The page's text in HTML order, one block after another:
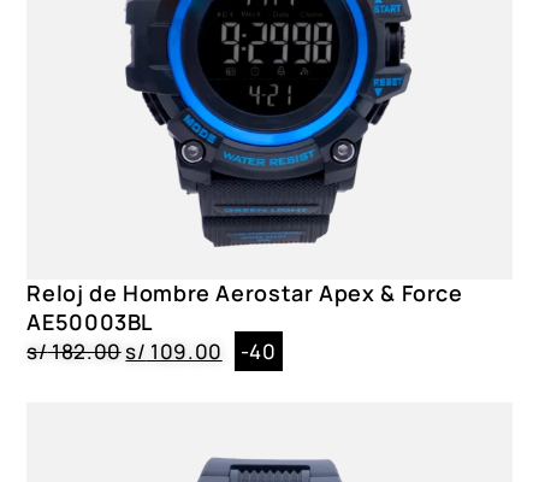
Policarbonato, Negro, 260 mm
Cristal Mineral, Negro
policarbonato, circular, 54mm
Caballero
Reloj de Hombre Aerostar Apex & Force
AE50003BL
s/182.00s/ 109.00 -40